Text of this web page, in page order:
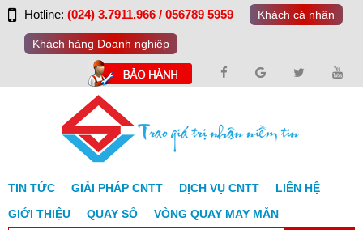
Hotline: (024) 3.7911.966 / 056789 5959 Khách cá nhân
Khách hàng Doanh nghiệp
TIN TỨC GIẢI PHÁP CNTT DỊCH VỤ CNTT
LIÊN HỆ
GIỚI THIỆU
QUAY SỐ VÒNG QUAY MAY MẮN